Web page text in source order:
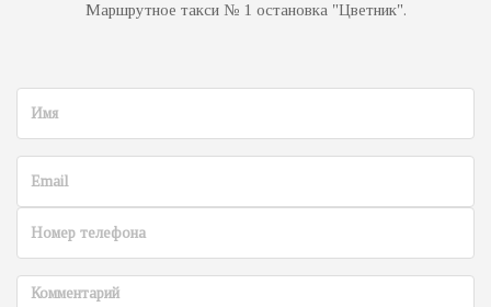
Маршрутное такси № 1 остановка "Цветник".